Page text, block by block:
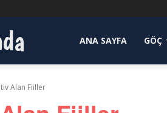
ANA SAYFA GÖÇ
Alan Fiiller